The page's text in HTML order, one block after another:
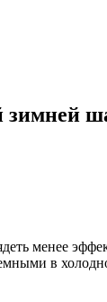
зимней
менее
в